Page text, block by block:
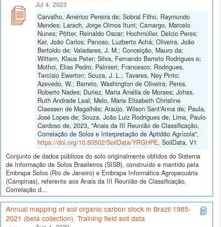
Jul 4, 2023
Carvalho, Américo Pereira de; Sobral Filho, Raymundo
Mendes; Larach, Jorge Olmos Iturri; Camargo, Marcelo
Nunes; Pötter, Reinaldo Oscar; Hochmüller, Delcio Peres;
Ker, João Carlos; Panoso, Luzberto Achá; Oliveira, João
Bertoldo de; Valadares, J. M.; Conceição, Mauro da;
Wittern, Klaus Peter; Silva, Fernando Barreto Rodrigues e;
Mothci, Elias Pedro; Palmieri, Francesco; Rodrigues,
Tarcísio Ewerton; Souza, J. L.; Tavares, Ney Pinto;
Azevedo, W.; Barreto, Washington de Oliveira; Peres,
Roberto Nades; Duriez, Maria Amélia de Moraes; Johas,
Ruth Andrade Leal; Melo, Marie Elisabeth Christine
Claessen de Magalhẽs; Araújo, Wilson Sant'Anna de; Paula,
José Lopes de; Souza, João Luiz Rodrigues de; Lima, Paulo
Cardoso de, 2023, "Anais da III Reunião de Classificação,
Correlação de Solos e Interpretação de Aptidão Agrícola",
https://doi.org/10.60502/SoilData/YRGHPE, SoilData, V1
Conjunto de dados públicos do solo originalmente obtidos do Sistema
de Informação de Solos Brasileiros (SISB), construído e mantido pela
Embrapa Solos (Rio de Janeiro) e Embrapa Informática Agropecuária
(Campinas), referente aos Anais da III Reunião de Classificação,
Correlação d...
Annual mapping of soil organic carbon stock in Brazil 1985-
2021 (beta collection). Training field soil data